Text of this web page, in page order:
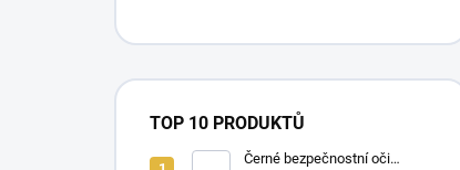
s
r
TOP 10 PRODUKTŮ
Černé bezpečnostní oči